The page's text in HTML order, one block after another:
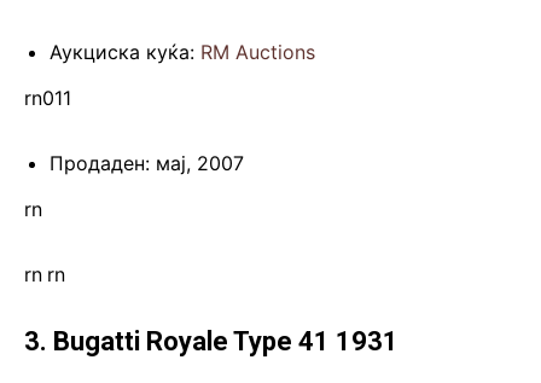
Аукциска куќа: RM Auctions
rn011
Продаден: мај, 2007
rn
rn rn
3. Bugatti Royale Type 41 1931